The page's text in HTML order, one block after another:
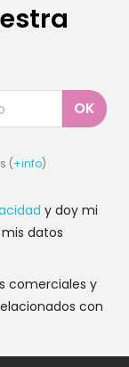
(+info)
y doy mi
datos
comerciales y
con